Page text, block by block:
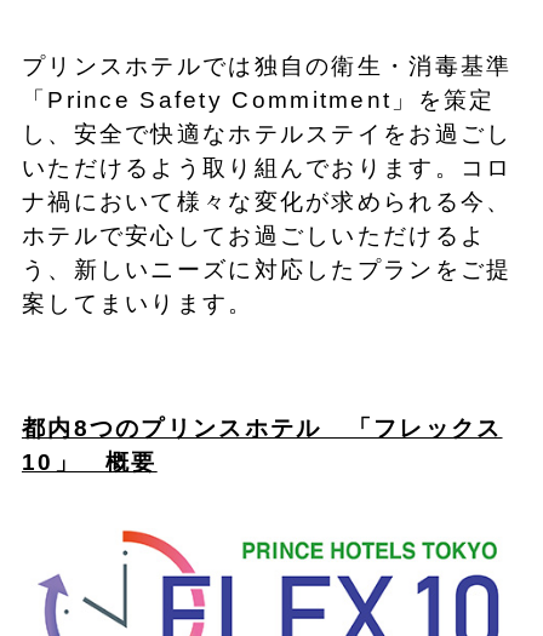
プリンスホテルでは独自の衛生・消毒基準
「Prince Safety Commitment」を策定
し、安全で快適なホテルステイをお過ごし
いただけるよう取り組んでおります。コロ
ナ禍において様々な変化が求められる今、
ホテルで安心してお過ごしいただけるよ
う、新しいニーズに対応したプランをご提
案してまいります。
都内8つのプリンスホテル 「フレックス
10」 概要